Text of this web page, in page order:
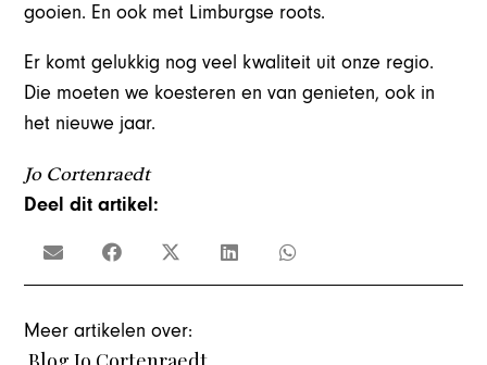
gooien. En ook met Limburgse roots.
Er komt gelukkig nog veel kwaliteit uit onze regio.
Die moeten we koesteren en van genieten, ook in
het nieuwe jaar.
Jo Cortenraedt
Deel dit artikel:
Meer artikelen over: